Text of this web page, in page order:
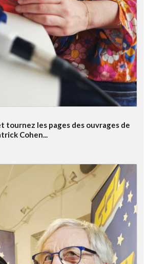
tournez les pages des ouvrages de
Cohen...